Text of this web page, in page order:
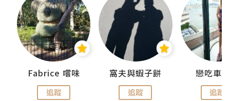
Fabrice 嚐味
追蹤
窩夫與蝦子餅
追蹤
戀吃車
追蹤